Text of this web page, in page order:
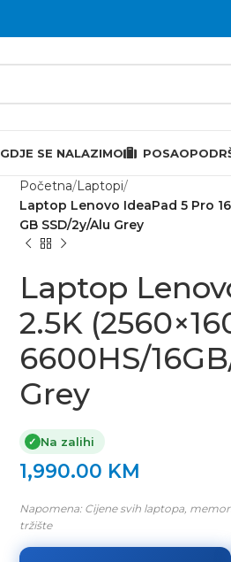
GDJE SE NALAZIMO POSAO
Početna Laptopi
Laptop Lenovo IdeaPad 5 Pro
GB SSD/2y/Alu Grey
Laptop
2.5K
6600HS/
Grey
✓ Na zalihi
1,990.00 KM
Napomena: Cijene svih laptopa,
tržište